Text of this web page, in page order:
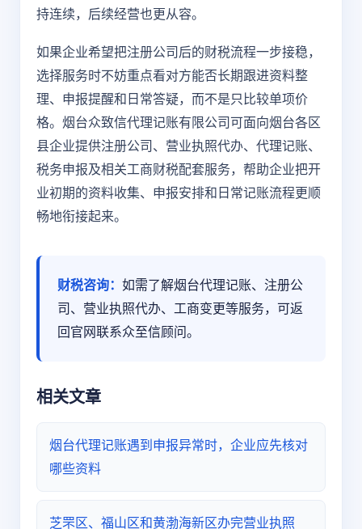
持连续，后续经营也更从容。
如果企业希望把注册公司后的财税流程一步接稳，
选择服务时不妨重点看对方能否长期跟进资料整
理、申报提醒和日常答疑，而不是只比较单项价
格。烟台众致信代理记账有限公司可面向烟台各区
县企业提供注册公司、营业执照代办、代理记账、
税务申报及相关工商财税配套服务，帮助企业把开
业初期的资料收集、申报安排和日常记账流程更顺
畅地衔接起来。
财税咨询： 如需了解烟台代理记账、注册公
司、营业执照代办、工商变更等服务，可返
回官网联系众至信顾问。
相关文章
烟台代理记账遇到申报异常时，企业应先核对
哪些资料
芝罘区、福山区和黄渤海新区办完营业执照